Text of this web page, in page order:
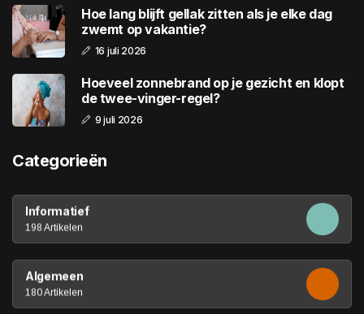
Hoe lang blijft gellak zitten als je elke dag
zwemt op vakantie?
16 juli 2026
Hoeveel zonnebrand op je gezicht en klopt
de twee-vinger-regel?
9 juli 2026
Categorieën
Informatief
198 Artikelen
Algemeen
180 Artikelen